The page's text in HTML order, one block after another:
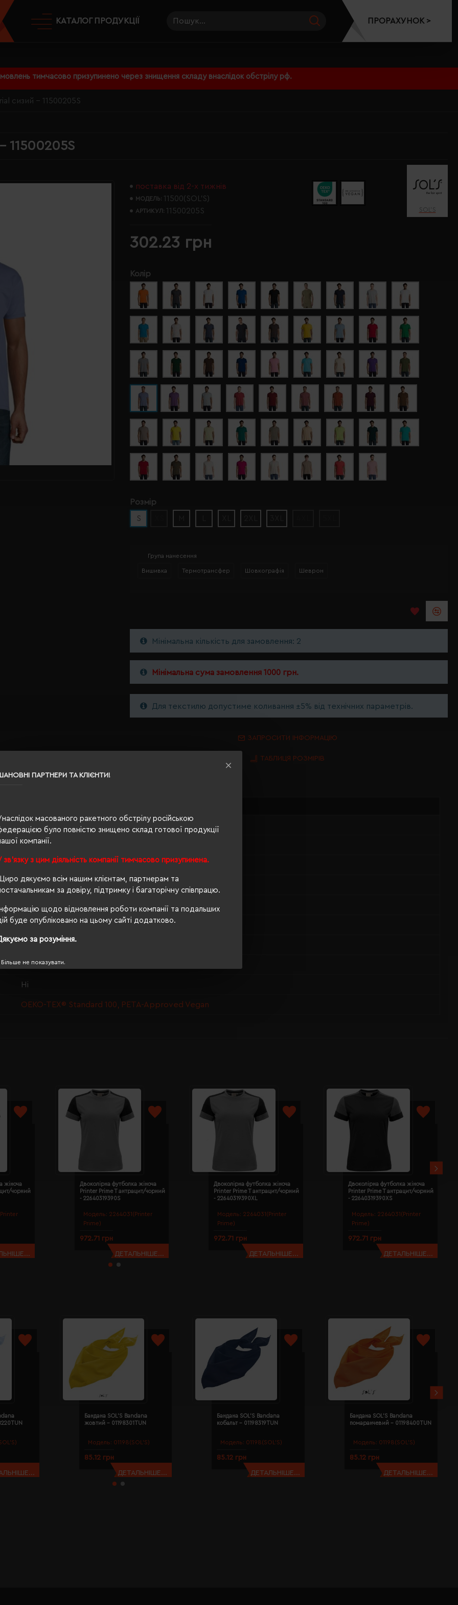
ПАРТНЕРИ ТА КЛІЄНТИ!
масованого ракетного обстрілу російською
було повністю знищено склад готової продукції
компанії.
зв'язку з цим діяльність компанії тимчасово призупинена.
дякуємо всім нашим клієнтам, партнерам та
за довіру, підтримку і багаторічну співпрацю.
щодо відновлення роботи компанії та подальших
буде опубліковано на цьому сайті додатково.
за розуміння.
Більше не показувати.
тимчасово призупинено через знищення складу внаслідок обстрілу рф.
КАТАЛОГ ПРОДУКЦІЇ ПРОРАХУНОК >
сизий - 11500205S
11500205S
поставка від 2-х тижнів
МОДЕЛЬ: 11500(SOL’S)
АРТИКУЛ: 11500205S SOL’S
302.23 грн
Колір
Розмір
S
Група нанесення
Вишивка Термотрансфер Шовкографія Шеврон
Мінімальна кількість для замовлення: 2
Мінімальна сума замовлення 1000 грн.
Для текстилю допустиме коливання ±5% від технічних параметрів.
ЗАПРОСИТИ ІНФОРМАЦІЮ
ТАБЛИЦЯ РОЗМІРІВ
сизий
0.152
100% бавовна
унісекс
70/50
190 г/м²
прямий
Ні
OEKO-TEX® Standard 100, PETA-Approved Vegan
жіноча
чорний
Модель: 2264031(Printer
Prime)
Двоколірна футболка жіноча
Printer Prime T антрацит/чорний
- 22640319390S
972.71 грн
ДЕТАЛЬНІШЕ...
Модель: 2264031(Printer
Prime)
Двоколірна футболка жіноча
Printer Prime T антрацит/чорний
- 22640319390XL
972.71 грн
ДЕТАЛЬНІШЕ...
Модель: 2264031(Printer
Prime)
Двоколірна футболка жіноча
Printer Prime T антрацит/чорний
- 22640319390XS
972.71 грн
ДЕТАЛЬНІШЕ...
Модель: 01198(SOL’S)
Бандана SOL'S Bandana
жовтий - 01198301TUN
85.12 грн
ДЕТАЛЬНІШЕ...
Модель: 01198(SOL’S)
Бандана SOL'S Bandana
кобальт - 01198319TUN
85.12 грн
ДЕТАЛЬНІШЕ...
Модель: 01198(SOL’S)
Бандана SOL'S Bandana
помаранчевий - 01198400TUN
85.12 грн
ДЕТАЛЬНІШЕ...